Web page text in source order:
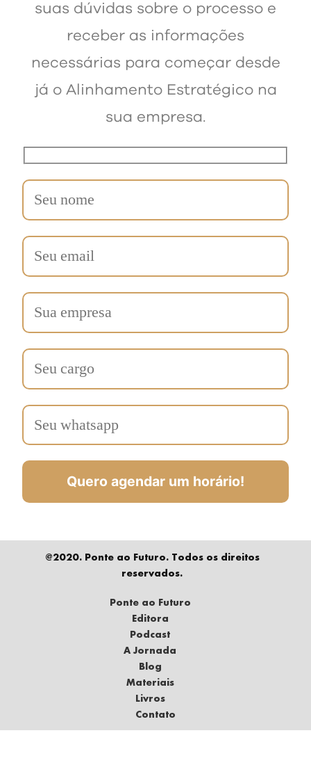
suas dúvidas sobre o processo e
receber as informações
necessárias para começar desde
já o Alinhamento Estratégico na
sua empresa.
@2020. Ponte ao Futuro. Todos os direitos
reservados.
Ponte ao Futuro
Editora
Podcast
A Jornada
Blog
Materiais
Livros
Contato